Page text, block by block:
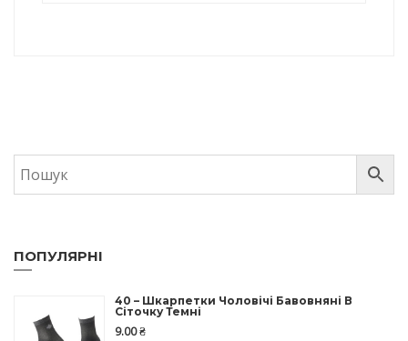
ПОПУЛЯРНІ
40 – Шкарпетки Чоловічі Бавовняні В
Сіточку Темні
9.00₴